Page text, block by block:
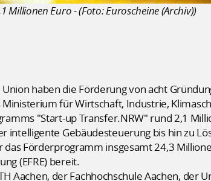
Euro - (Foto: Euroscheine (Archiv))
haben die Förderung von acht
für Wirtschaft, Industrie,
"Start-up Transfer.NRW" rund 2,1
intelligente Gebäudesteuerung bis hin zu
Förderprogramm insgesamt 24,3
(EFRE) bereit.
Aachen, der Fachhochschule Aachen, der